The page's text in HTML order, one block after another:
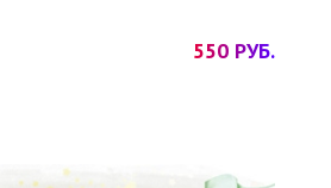
550 РУБ.